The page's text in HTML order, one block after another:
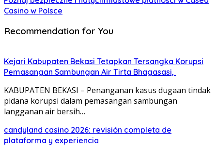
Casino w Polsce
Recommendation for You
Kejari Kabupaten Bekasi Tetapkan Tersangka Korupsi
Pemasangan Sambungan Air Tirta Bhagasasi,
KABUPATEN BEKASI – Penanganan kasus dugaan tindak
pidana korupsi dalam pemasangan sambungan
langganan air bersih…
candyland casino 2026: revisión completa de
plataforma y experiencia